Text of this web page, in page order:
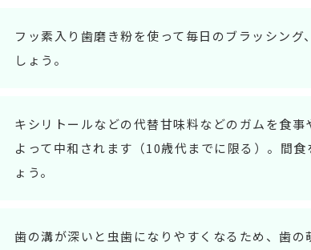
フッ素入り歯磨き粉を使って毎日のブラッシン
しょう。
キシリトールなどの代替甘味料などのガムを食
よって中和されます（10歳代までに限る）。間
ょう。
歯の溝が深いと虫歯になりやすくなるため、歯